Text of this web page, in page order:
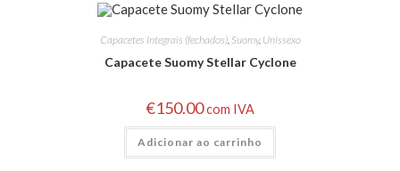
Capacetes Integrais (fechados), Suomy, Unissexo
Capacete Suomy Stellar Cyclone
€150.00com IVA
Adicionar ao carrinho